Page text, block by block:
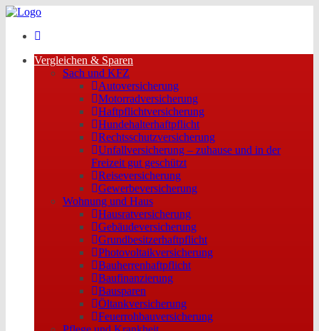
Vergleichen & Sparen
Sach und KFZ
Autoversicherung
Motorradversicherung
Haftpflichtversicherung
Hundehalterhaftpflicht
Rechtsschutzversicherung
Unfallversicherung – zuhause und in der
Freizeit gut geschützt
Reiseversicherung
Gewerbeversicherung
Wohnung und Haus
Hausratversicherung
Gebäudeversicherung
Grundbesitzerhaftpflicht
Photovoltaikversicherung
Bauherrenhaftpflicht
Baufinanzierung
Bausparen
Öltankversicherung
Feuerrohbauversicherung